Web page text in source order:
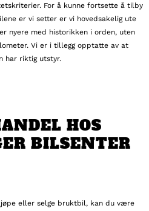
For å kunne fortsette å tilby
er vi setter er vi hovedsakelig ute
nyere med historikken i orden, uten
Vi er i tillegg opptatte av at
har riktig utstyr.
HOS
BILSENTER
eller selge bruktbil, kan du være